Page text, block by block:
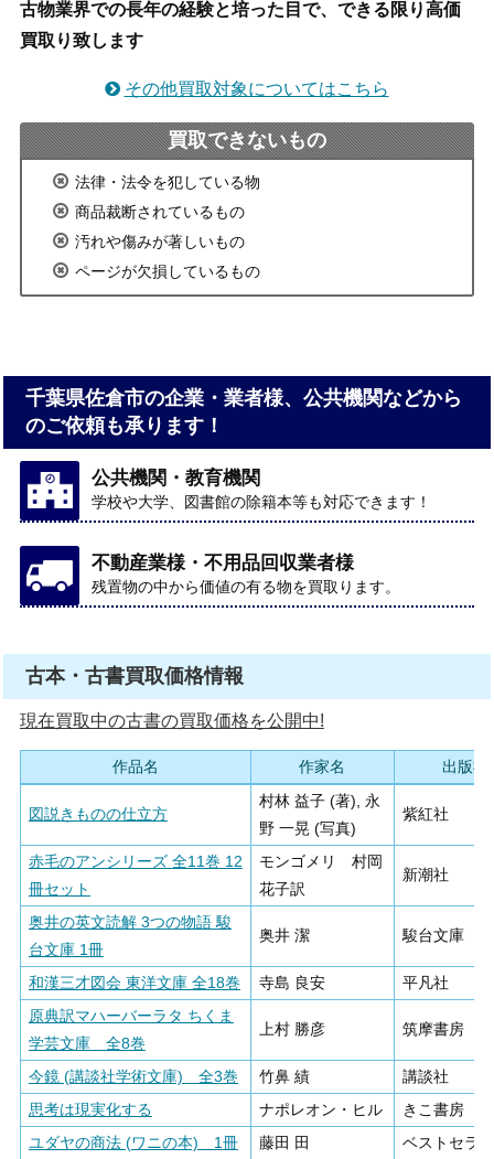
古物業界での長年の経験と培った目で、できる限り高価
買取り致します
その他買取対象についてはこちら
買取できないもの
法律・法令を犯している物
商品裁断されているもの
汚れや傷みが著しいもの
ページが欠損しているもの
千葉県佐倉市の企業・業者様、公共機関などから
のご依頼も承ります！
公共機関・教育機関
学校や大学、図書館の除籍本等も対応できます！
不動産業様・不用品回収業者様
残置物の中から価値の有る物を買取ります。
古本・古書買取価格情報
現在買取中の古書の買取価格を公開中!
作品名 作家名 出版社
図説きものの仕立方
村林 益子 (著), 永
野 一晃 (写真)
紫紅社
赤毛のアンシリーズ 全11巻 12
冊セット
モンゴメリ 村岡
花子訳
新潮社
奥井の英文読解 3つの物語 駿
台文庫 1冊
奥井 潔 駿台文庫
和漢三才図会 東洋文庫 全18巻 寺島 良安
平凡社
原典訳マハーバーラタ ちくま
学芸文庫 全8巻
上村 勝彦 筑摩書房
今鏡 (講談社学術文庫) 全3巻 竹鼻 績
講談社
思考は現実化する
ナポレオン・ヒル
きこ書房
ユダヤの商法 (ワニの本) 1冊
藤田 田
ベストセラ